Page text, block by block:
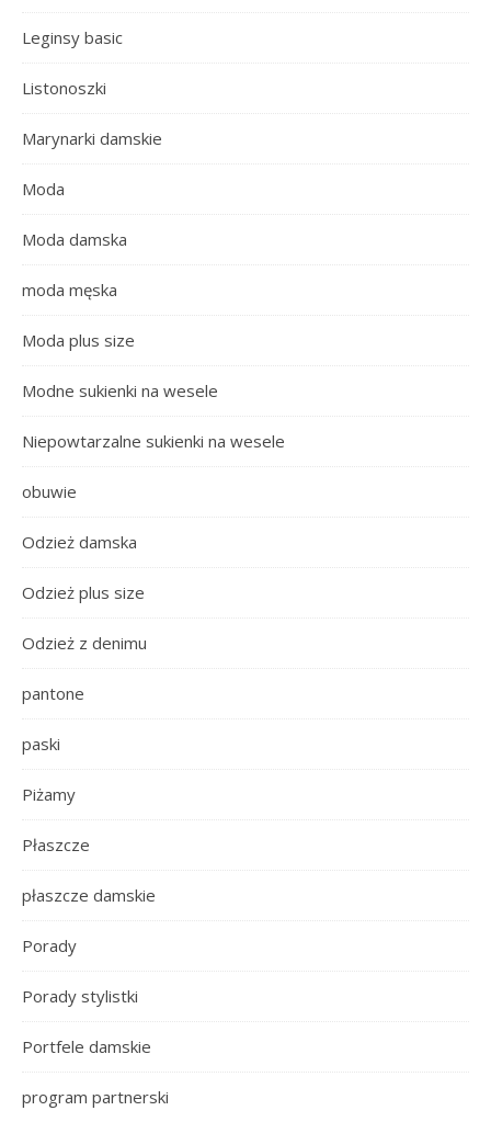
Leginsy basic
Listonoszki
Marynarki damskie
Moda
Moda damska
moda męska
Moda plus size
Modne sukienki na wesele
Niepowtarzalne sukienki na wesele
obuwie
Odzież damska
Odzież plus size
Odzież z denimu
pantone
paski
Piżamy
Płaszcze
płaszcze damskie
Porady
Porady stylistki
Portfele damskie
program partnerski